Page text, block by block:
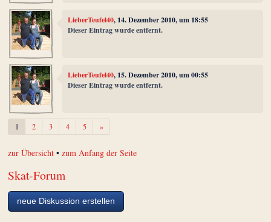
LieberTeufel40, 14. Dezember 2010, um 18:55
Dieser Eintrag wurde entfernt.
LieberTeufel40, 15. Dezember 2010, um 00:55
Dieser Eintrag wurde entfernt.
1 2 3 4 5 »Weiter
zur Übersicht •zum Anfang der Seite
Skat-Forum
neue Diskussion erstellen